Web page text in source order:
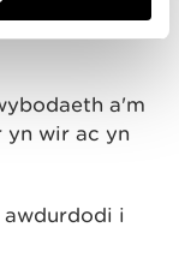
a'm
yn wir ac yn
i